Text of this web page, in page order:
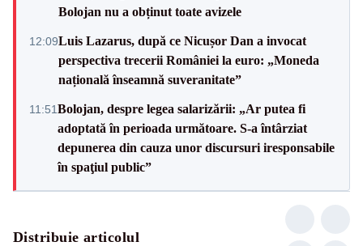
Bolojan nu a obținut toate avizele
12:09Luis Lazarus, după ce Nicușor Dan a invocat
perspectiva trecerii României la euro: „Moneda
națională înseamnă suveranitate”
11:51Bolojan, despre legea salarizării: „Ar putea fi
adoptată în perioada următoare. S-a întârziat
depunerea din cauza unor discursuri iresponsabile
în spaţiul public”
Distribuie articolul